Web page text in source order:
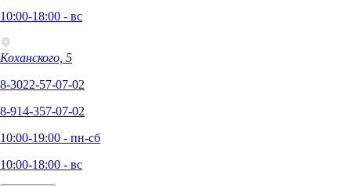
10:00-18:00 - вс
Коханского, 5
8-3022-57-07-02
8-914-357-07-02
10:00-19:00 - пн-сб
10:00-18:00 - вс